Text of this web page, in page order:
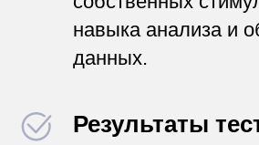
навыка анализа и
данных.
Результаты